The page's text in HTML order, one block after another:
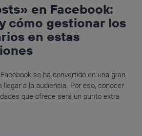
en Facebook:
cómo gestionar los
en estas
se ha convertido en una gran
llegar a la audiencia. Por eso, conocer
que ofrece será un punto extra